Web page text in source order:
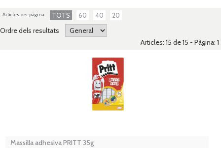
Articles per pàgina TOTS 60 40 20
Ordre dels resultats
Articles: 15 de 15 - Pàgina: 1
Massilla adhesiva PRITT 35g